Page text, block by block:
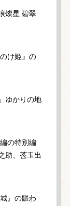
燦星 碧翠
け姫』の
ゆかりの地
の特別編
助、莟玉出
』の賑わ